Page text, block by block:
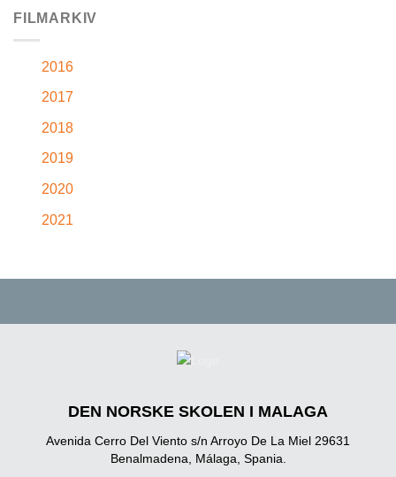
FILMARKIV
2016
2017
2018
2019
2020
2021
DEN NORSKE SKOLEN I MALAGA
Avenida Cerro Del Viento s/n Arroyo De La Miel 29631
Benalmadena, Málaga, Spania.